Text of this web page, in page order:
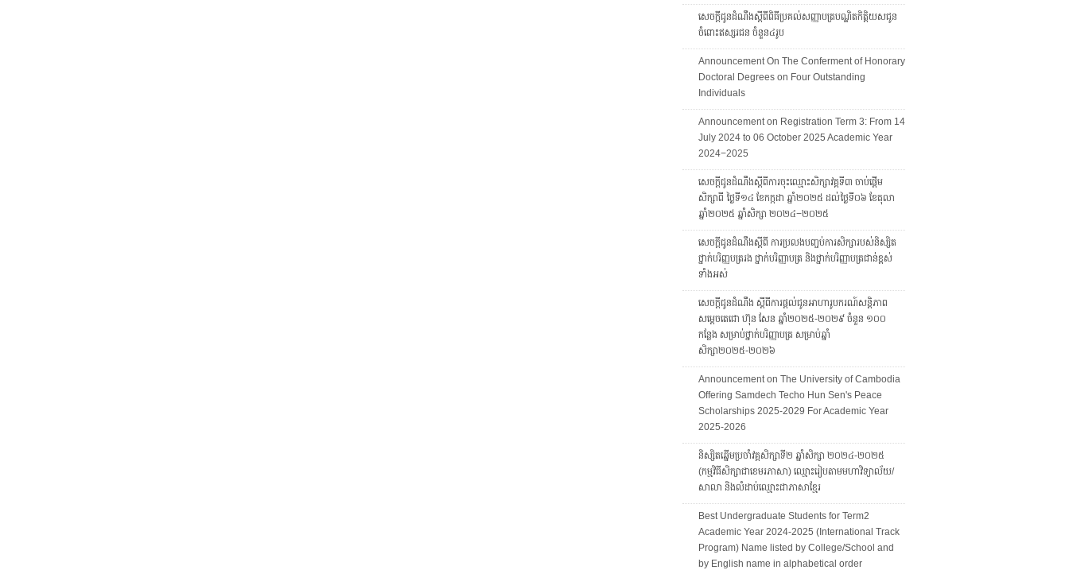
សេចក្តីជូនដំណឹងស្ដីពីពិធីប្រគល់សញ្ញាបត្របណ្ឌិតកិត្តិយសជូន
ចំពោះឥស្សរជន ចំនួន៤រូប
Announcement On The Conferment of Honorary
Doctoral Degrees on Four Outstanding
Individuals
Announcement on Registration Term 3: From 14
July 2024 to 06 October 2025 Academic Year
2024−2025
សេចក្ដីជូនដំណឹងស្ដីពីការចុះឈ្មោះសិក្សាវគ្គទី៣ ចាប់ផ្តើម
សិក្សាពី ថ្ងៃទី១៤ ខែកក្កដា ឆ្នាំ២០២៥ ដល់ថ្ងៃទី០៦ ខែតុលា
ឆ្នាំ២០២៥ ឆ្នាំសិក្សា ២០២៤−២០២៥
សេចក្តីជូនដំណឹងស្តីពី ការប្រលងបញ្ចប់ការសិក្សារបស់និស្សិត
ថ្នាក់បរិញ្ញបត្ររង ថ្នាក់បរិញ្ញាបត្រ និងថ្នាក់បរិញ្ញាបត្រជាន់ខ្ពស់
ទាំងអស់
សេចក្តីជូនដំណឹង ស្តីពីការផ្តល់ជូនអាហារូបករណ៍សន្តិភាព
សម្ដេចតេជោ ហ៊ុន សែន ឆ្នាំ២០២៥-២០២៩ ចំនួន ១០០
កន្លែង សម្រាប់ថ្នាក់បរិញ្ញាបត្រ សម្រាប់ឆ្នាំ
សិក្សា២០២៥-២០២៦
Announcement on The University of Cambodia
Offering Samdech Techo Hun Sen's Peace
Scholarships 2025-2029 For Academic Year
2025-2026
និស្សិតឆ្នើមប្រចាំវគ្គសិក្សាទី២ ឆ្នាំសិក្សា ២០២៤-២០២៥
(កម្មវិធីសិក្សាជាខេមរភាសា) ឈ្មោះរៀបតាមមហាវិទ្យាល័យ/
សាលា និងលំដាប់ឈ្មោះជាភាសាខ្មែរ
Best Undergraduate Students for Term2
Academic Year 2024-2025 (International Track
Program) Name listed by College/School and
by English name in alphabetical order